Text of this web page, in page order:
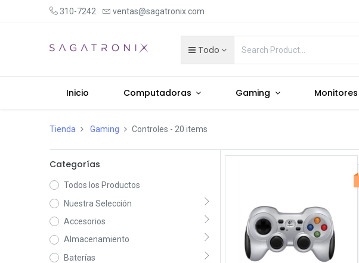
310-7242 ventas@sagatronix.com
Todo
Inicio Computadoras Gaming Monitores
Tienda Gaming Controles - 20 items
Categorías
Todos los Productos
Nuestra Selección
Accesorios
Almacenamiento
Baterías